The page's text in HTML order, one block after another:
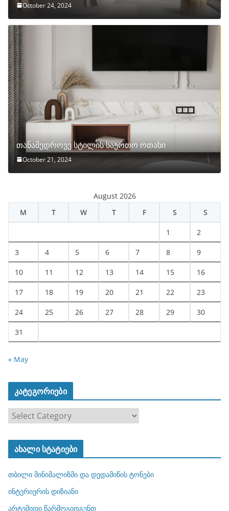
October 24, 2024
თანამედროვე სტილის საერთო ოთახი
October 21, 2024
August 2026
M
T W T F S S
1 2
3 4 5 6 7 8 9
10 11 12 13 14 15 16
17 18 19 20 21 22 23
24 25 26 27 28 29 30
31
« May
კატეგორიები
ა
ტ
ო
რ
ახალი სტატიები
თბილი მინიმალიზმი და დედამიწის ტონები
ინტერიერის დიზიანი
არტემიდი წარმოგიდგენთ